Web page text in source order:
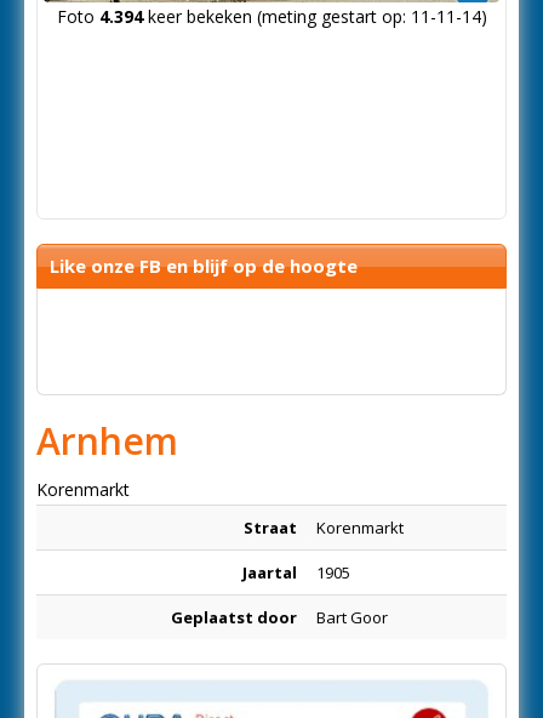
Foto 4.394keer bekeken (meting gestart op: 11-11-14)
Like onze FB en blijf op de hoogte
Arnhem
Korenmarkt
Straat Korenmarkt
Jaartal 1905
Geplaatst door Bart Goor